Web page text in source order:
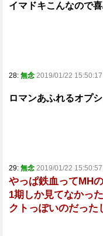
イマドキこんなので
28: 無念 2019/01/22 15:50:17
ロマンあふれるオプ
29: 無念 2019/01/22 15:50:57
やっぱ鉄血ってMH
1期しか見てなかっ
クトっぽいのだった